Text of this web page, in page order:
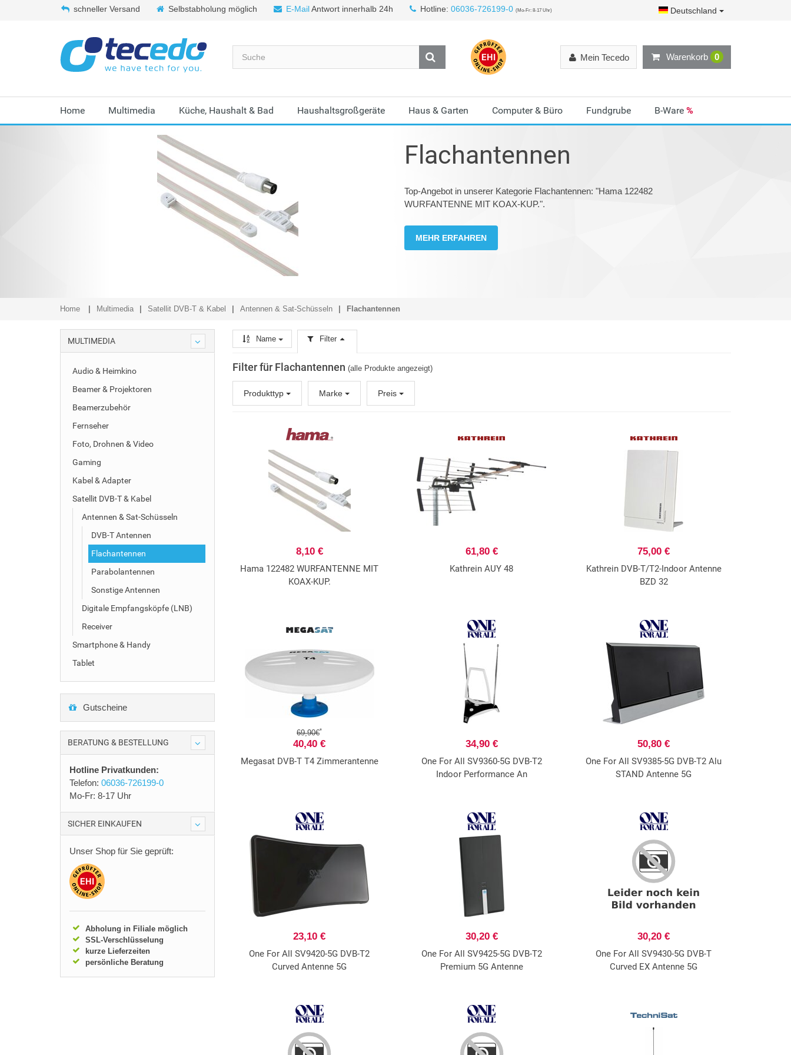
schneller Versand Selbstabholung möglich E-MailAntwort innerhalb 24h Hotline: 06036-726199-0 (Mo-Fr: 8-17 Uhr) Deutschland
Warenkorb 0
Mein Tecedo
Home Multimedia Küche, Haushalt & Bad Haushaltsgroßgeräte Haus & Garten Computer & Büro Fundgrube B-Ware %
Flachantennen
Top-Angebot in unserer Kategorie Flachantennen: "Hama 122482
WURFANTENNE MIT KOAX-KUP.".
MEHR ERFAHREN
Home Multimedia Satellit DVB-T & Kabel Antennen & Sat-Schüsseln Flachantennen
MULTIMEDIA
Audio & Heimkino
Beamer & Projektoren
Beamerzubehör
Fernseher
Foto, Drohnen & Video
Gaming
Kabel & Adapter
Satellit DVB-T & Kabel
Antennen & Sat-Schüsseln
DVB-T Antennen
Flachantennen
Parabolantennen
Sonstige Antennen
Digitale Empfangsköpfe (LNB)
Receiver
Smartphone & Handy
Tablet
Gutscheine
BERATUNG & BESTELLUNG
Hotline Privatkunden:
Telefon: 06036-726199-0
Mo-Fr: 8-17 Uhr
SICHER EINKAUFEN
Unser Shop für Sie geprüft:
Abholung in Filiale möglich
SSL-Verschlüsselung
kurze Lieferzeiten
persönliche Beratung
Name Filter
Filter für Flachantennen (alle Produkte angezeigt)
Produkttyp Marke Preis
8,10 €
Hama 122482 WURFANTENNE MIT
KOAX-KUP.
61,80 €
Kathrein AUY 48
75,00 €
Kathrein DVB-T/T2-Indoor Antenne
BZD 32
69,90€*
40,40 €
Megasat DVB-T T4 Zimmerantenne
34,90 €
One For All SV9360-5G DVB-T2
Indoor Performance An
50,80 €
One For All SV9385-5G DVB-T2 Alu
STAND Antenne 5G
23,10 €
One For All SV9420-5G DVB-T2
Curved Antenne 5G
30,20 €
One For All SV9425-5G DVB-T2
Premium 5G Antenne
30,20 €
One For All SV9430-5G DVB-T
Curved EX Antenne 5G